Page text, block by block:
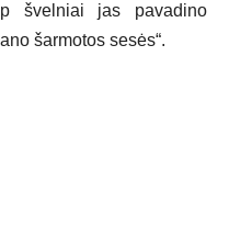
švelniai jas pavadino
šarmotos sesės“.